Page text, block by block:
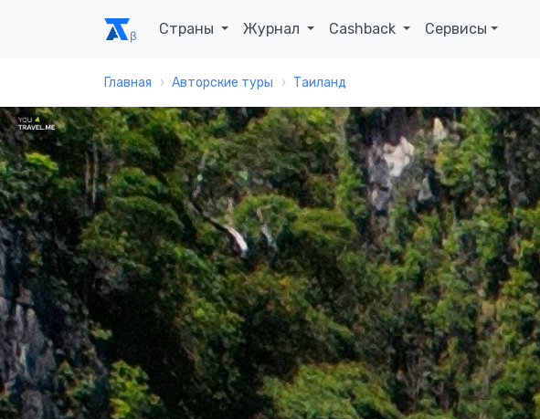
Страны Журнал Cashback Сервисы
Главная Авторские туры Таиланд